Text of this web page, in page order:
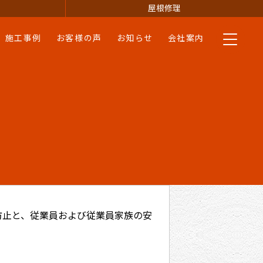
屋根修理
施工事例 お客様の声 お知らせ 会社案内
と、従業員および従業員家族の安